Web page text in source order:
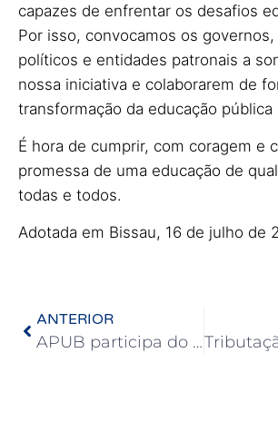
capazes de enfrentar os desafios
Por isso, convocamos os
políticos e entidades patronais a
nossa iniciativa e colaborarem de
transformação da educação pública
É hora de cumprir, com coragem e
promessa de uma educação de
todas e todos.
Adotada em Bissau, 16 de julho de
ANTERIOR
APUB participa do Ciclo de Debates promovido pela CUT Bahia, UFBA e Movimentos Sociais